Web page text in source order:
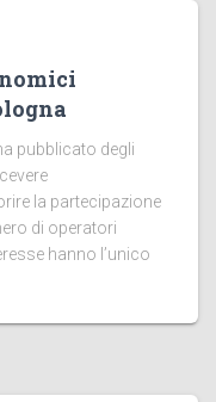
pubblicato degli
la partecipazione
di operatori
hanno l’unico